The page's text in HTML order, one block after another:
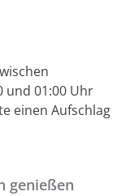
und 01:00 Uhr
einen Aufschlag
genießen